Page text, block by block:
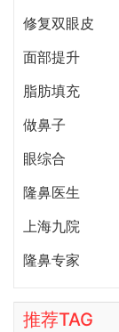
修复双眼皮
面部提升
脂肪填充
做鼻子
眼综合
隆鼻医生
上海九院
隆鼻专家
推荐TAG